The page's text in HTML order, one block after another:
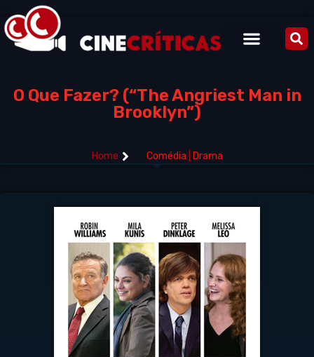
O Que Fazer? (“The Angriest Man in
Brooklyn”)
Home Comédia Drama